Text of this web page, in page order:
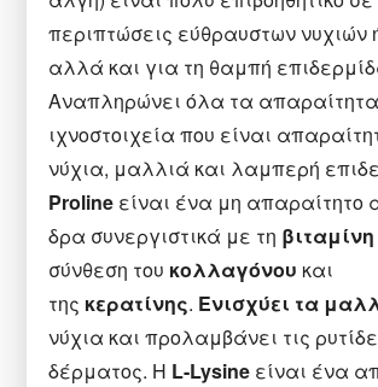
περιπτώσεις εύθραυστων νυχιών
αλλά και για τη θαμπή
Αναπληρώνει όλα τα απαραίτητα
ιχνοστοιχεία που είναι
νύχια, μαλλιά και λαμπερή
Proline είναι ένα μη απαραίτητο
δρα συνεργιστικά με τη βιταμίνη
σύνθεση του κολλαγόνου και
της κερατίνης. Ενισχύει τα
νύχια και προλαμβάνει τις
δέρματος. Η L-Lysine είναι ένα